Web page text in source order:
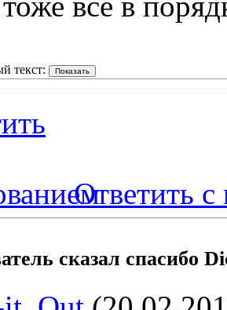
текст:
Ответить с
сказал cпасибо